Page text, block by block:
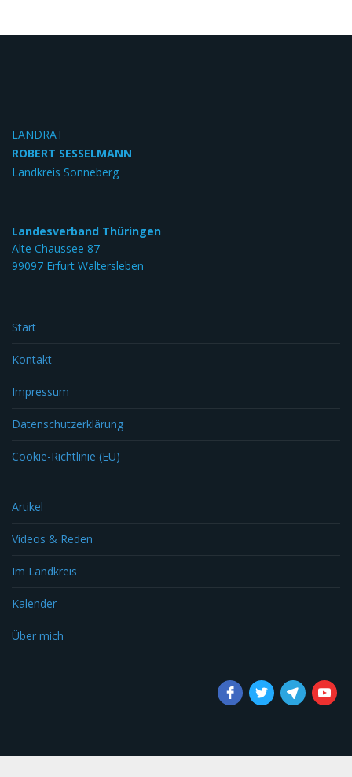
LANDRAT
ROBERT SESSELMANN
Landkreis Sonneberg
Landesverband Thüringen
Alte Chaussee 87
99097 Erfurt Waltersleben
Start
Kontakt
Impressum
Datenschutzerklärung
Cookie-Richtlinie (EU)
Artikel
Videos & Reden
Im Landkreis
Kalender
Über mich